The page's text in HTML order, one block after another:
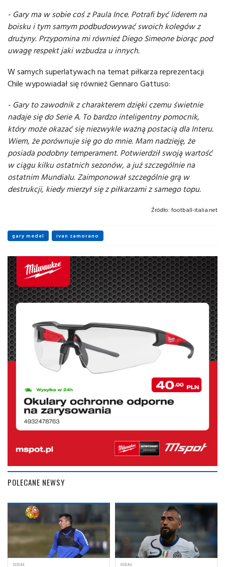
- Gary ma w sobie coś z Paula Ince. Potrafi być liderem na
boisku i tym samym podbudowywać swoich kolegów z
drużyny. Przypomina mi również Diego Simeone biorąc pod
uwagę respekt jaki wzbudza u innych.
W samych superlatywach na temat piłkarza reprezentacji
Chile wypowiadał się również Gennaro Gattuso:
- Gary to zawodnik z charakterem dzięki czemu świetnie
nadaje się do Serie A. To bardzo inteligentny pomocnik,
który może okazać się niezwykle ważną postacią dla Interu.
Wiem, że porównuje się go do mnie. Mam nadzieję, że
posiada podobny temperament. Potwierdził swoją wartość
w ciągu kilku ostatnich sezonów, a już szczególnie na
ostatnim Mundialu. Zaimponował szczególnie grą w
destrukcji, kiedy mierzył się z piłkarzami z samego topu.
Źródło: football-italia.net
gary medel ivan zamorano
POLECANE NEWSY
OGÓLNA OGÓLNA